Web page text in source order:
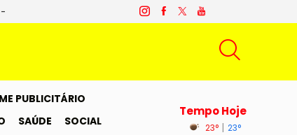
-
PUBLICITÁRIO
SAÚDE
SOCIAL
Tempo Hoje
23° | 23°